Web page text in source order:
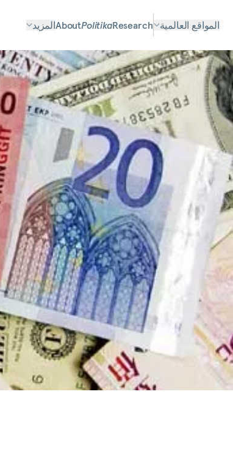
المواقع العالمية Research
Politika
Aboutالمزيد